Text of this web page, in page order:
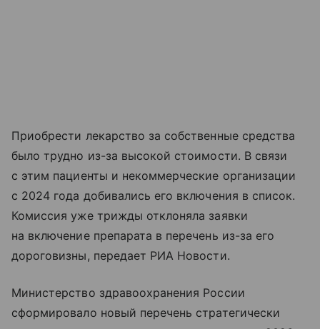
Приобрести лекарство за собственные средства
было трудно из-за высокой стоимости. В связи
с этим пациенты и некоммерческие организации
с 2024 года добивались его включения в список.
Комиссия уже трижды отклоняла заявки
на включение препарата в перечень из-за его
дороговизны, передает РИА Новости.
Министерство здравоохранения России
сформировало новый перечень стратегически